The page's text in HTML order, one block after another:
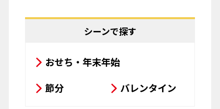
揚げ物
粉物
お菓子
パスタ
シーンで探す
おせち・年末年始
節分
バレンタイン